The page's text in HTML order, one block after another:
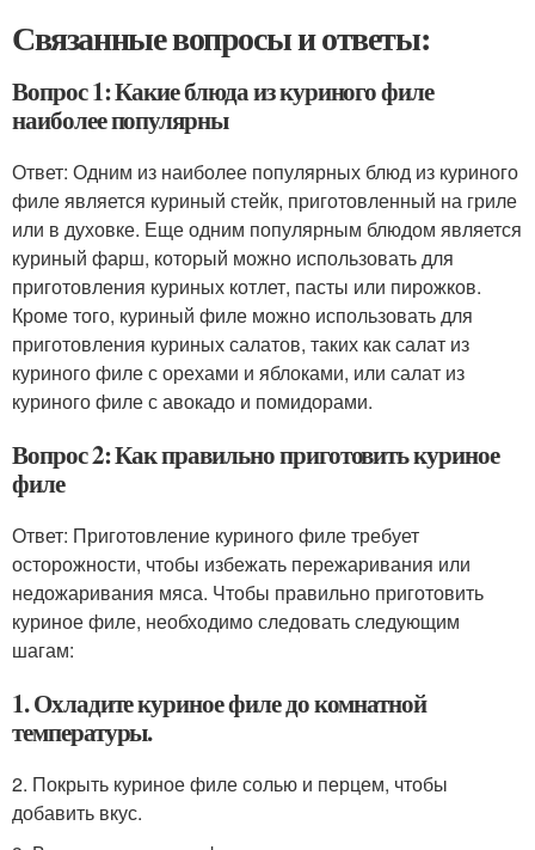
Связанные вопросы и ответы:
Вопрос 1: Какие блюда из куриного филе
наиболее популярны
Ответ: Одним из наиболее популярных блюд из куриного
филе является куриный стейк, приготовленный на гриле
или в духовке. Еще одним популярным блюдом является
куриный фарш, который можно использовать для
приготовления куриных котлет, пасты или пирожков.
Кроме того, куриный филе можно использовать для
приготовления куриных салатов, таких как салат из
куриного филе с орехами и яблоками, или салат из
куриного филе с авокадо и помидорами.
Вопрос 2: Как правильно приготовить куриное
филе
Ответ: Приготовление куриного филе требует
осторожности, чтобы избежать пережаривания или
недожаривания мяса. Чтобы правильно приготовить
куриное филе, необходимо следовать следующим
шагам:
1. Охладите куриное филе до комнатной
температуры.
2. Покрыть куриное филе солью и перцем, чтобы
добавить вкус.